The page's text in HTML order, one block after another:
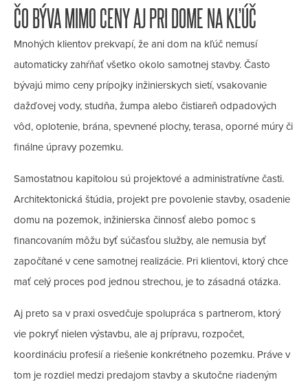
ČO BÝVA MIMO CENY AJ PRI DOME NA KĽÚČ
Mnohých klientov prekvapí, že ani dom na kľúč nemusí
automaticky zahŕňať všetko okolo samotnej stavby. Často
bývajú mimo ceny prípojky inžinierskych sietí, vsakovanie
dažďovej vody, studňa, žumpa alebo čistiareň odpadových
vôd, oplotenie, brána, spevnené plochy, terasa, oporné múry či
finálne úpravy pozemku.
Samostatnou kapitolou sú projektové a administratívne časti.
Architektonická štúdia, projekt pre povolenie stavby, osadenie
domu na pozemok, inžinierska činnosť alebo pomoc s
financovaním môžu byť súčasťou služby, ale nemusia byť
započítané v cene samotnej realizácie. Pri klientovi, ktorý chce
mať celý proces pod jednou strechou, je to zásadná otázka.
Aj preto sa v praxi osvedčuje spolupráca s partnerom, ktorý
vie pokryť nielen výstavbu, ale aj prípravu, rozpočet,
koordináciu profesií a riešenie konkrétneho pozemku. Práve v
tom je rozdiel medzi predajom stavby a skutočne riadeným